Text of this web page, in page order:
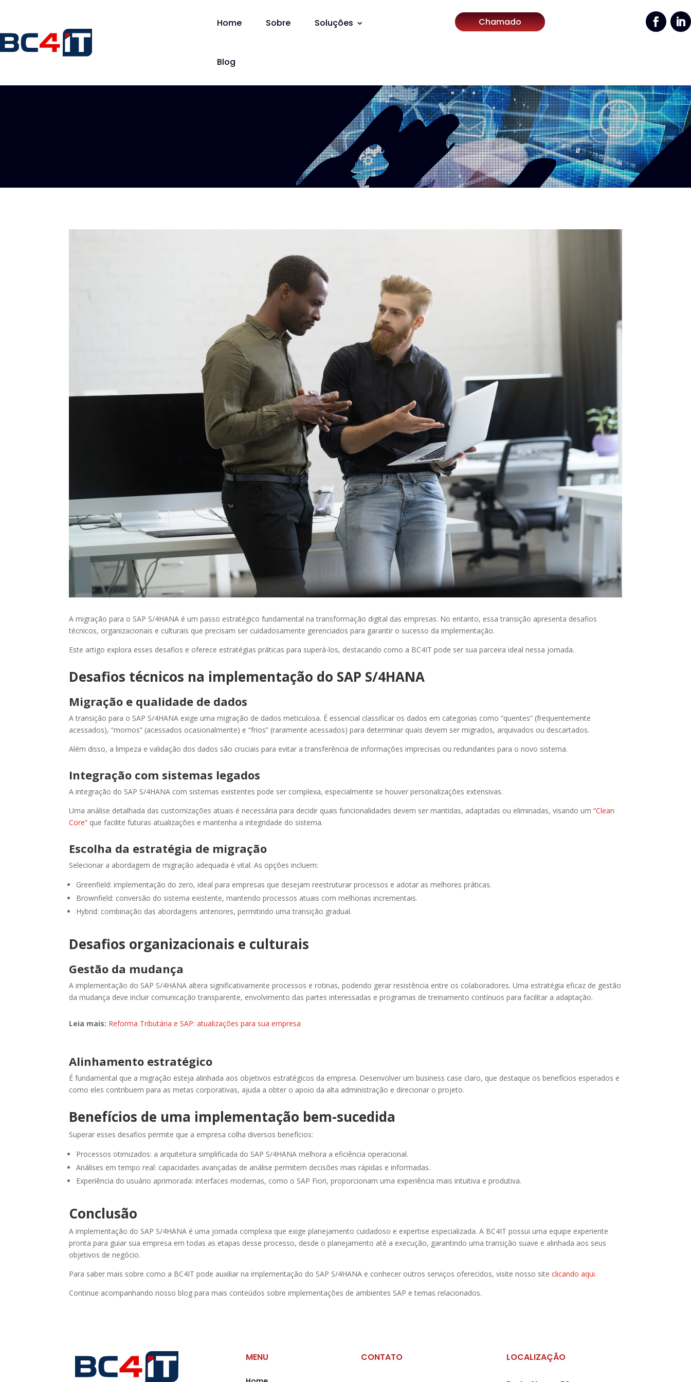
Home Sobre Soluções
Blog
Chamado
A migração para o SAP S/4HANA é um passo estratégico fundamental na transformação digital das empresas. No entanto, essa transição apresenta desafios
técnicos, organizacionais e culturais que precisam ser cuidadosamente gerenciados para garantir o sucesso da implementação.
Este artigo explora esses desafios e oferece estratégias práticas para superá-los, destacando como a BC4IT pode ser sua parceira ideal nessa jornada.
Desafios técnicos na implementação do SAP S/4HANA
Migração e qualidade de dados
A transição para o SAP S/4HANA exige uma migração de dados meticulosa. É essencial classificar os dados em categorias como “quentes” (frequentemente
acessados), “mornos” (acessados ocasionalmente) e “frios” (raramente acessados) para determinar quais devem ser migrados, arquivados ou descartados.
Além disso, a limpeza e validação dos dados são cruciais para evitar a transferência de informações imprecisas ou redundantes para o novo sistema.
Integração com sistemas legados
A integração do SAP S/4HANA com sistemas existentes pode ser complexa, especialmente se houver personalizações extensivas.
Uma análise detalhada das customizações atuais é necessária para decidir quais funcionalidades devem ser mantidas, adaptadas ou eliminadas, visando um“Clean
Core” que facilite futuras atualizações e mantenha a integridade do sistema.​
Escolha da estratégia de migração
Selecionar a abordagem de migração adequada é vital. As opções incluem:
Greenfield: implementação do zero, ideal para empresas que desejam reestruturar processos e adotar as melhores práticas.​
Brownfield: conversão do sistema existente, mantendo processos atuais com melhorias incrementais.​
Hybrid: combinação das abordagens anteriores, permitindo uma transição gradual.
Desafios organizacionais e culturais
Gestão da mudança
A implementação do SAP S/4HANA altera significativamente processos e rotinas, podendo gerar resistência entre os colaboradores. Uma estratégia eficaz de gestão
da mudança deve incluir comunicação transparente, envolvimento das partes interessadas e programas de treinamento contínuos para facilitar a adaptação.
Leia mais: Reforma Tributária e SAP: atualizações para sua empresa
Alinhamento estratégico
É fundamental que a migração esteja alinhada aos objetivos estratégicos da empresa. Desenvolver um business case claro, que destaque os benefícios esperados e
como eles contribuem para as metas corporativas, ajuda a obter o apoio da alta administração e direcionar o projeto.
Benefícios de uma implementação bem-sucedida
Superar esses desafios permite que a empresa colha diversos benefícios:​
Processos otimizados: a arquitetura simplificada do SAP S/4HANA melhora a eficiência operacional.​
Análises em tempo real: capacidades avançadas de análise permitem decisões mais rápidas e informadas.​
Experiência do usuário aprimorada: interfaces modernas, como o SAP Fiori, proporcionam uma experiência mais intuitiva e produtiva.
Conclusão
A implementação do SAP S/4HANA é uma jornada complexa que exige planejamento cuidadoso e expertise especializada. A BC4IT possui uma equipe experiente
pronta para guiar sua empresa em todas as etapas desse processo, desde o planejamento até a execução, garantindo uma transição suave e alinhada aos seus
objetivos de negócio.​
Para saber mais sobre como a BC4IT pode auxiliar na implementação do SAP S/4HANA e conhecer outros serviços oferecidos, visite nosso siteclicando aqui.
Continue acompanhando nosso blog para mais conteúdos sobre implementações de ambientes SAP e temas relacionados.
MENU CONTATO LOCALIZAÇÃO